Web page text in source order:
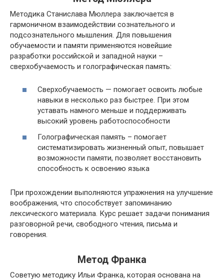
Методика Станислава Мюллера заключается в
гармоничном взаимодействии сознательного и
подсознательного мышления. Для повышения
обучаемости и памяти применяются новейшие
разработки российской и западной науки –
сверхобучаемость и голографическая память:
Сверхобучаемость — помогает освоить любые
навыки в несколько раз быстрее. При этом
уставать намного меньше и поддерживать
высокий уровень работоспособности
Голографическая память – помогает
систематизировать жизненный опыт, повышает
возможности памяти, позволяет восстановить
способность к освоению языка
При прохождении выполняются упражнения на улучшение
воображения, что способствует запоминанию
лексического материала. Курс решает задачи понимания
разговорной речи, свободного чтения, письма и
говорения.
Метод Франка
Советую методику Ильи Франка, которая основана на